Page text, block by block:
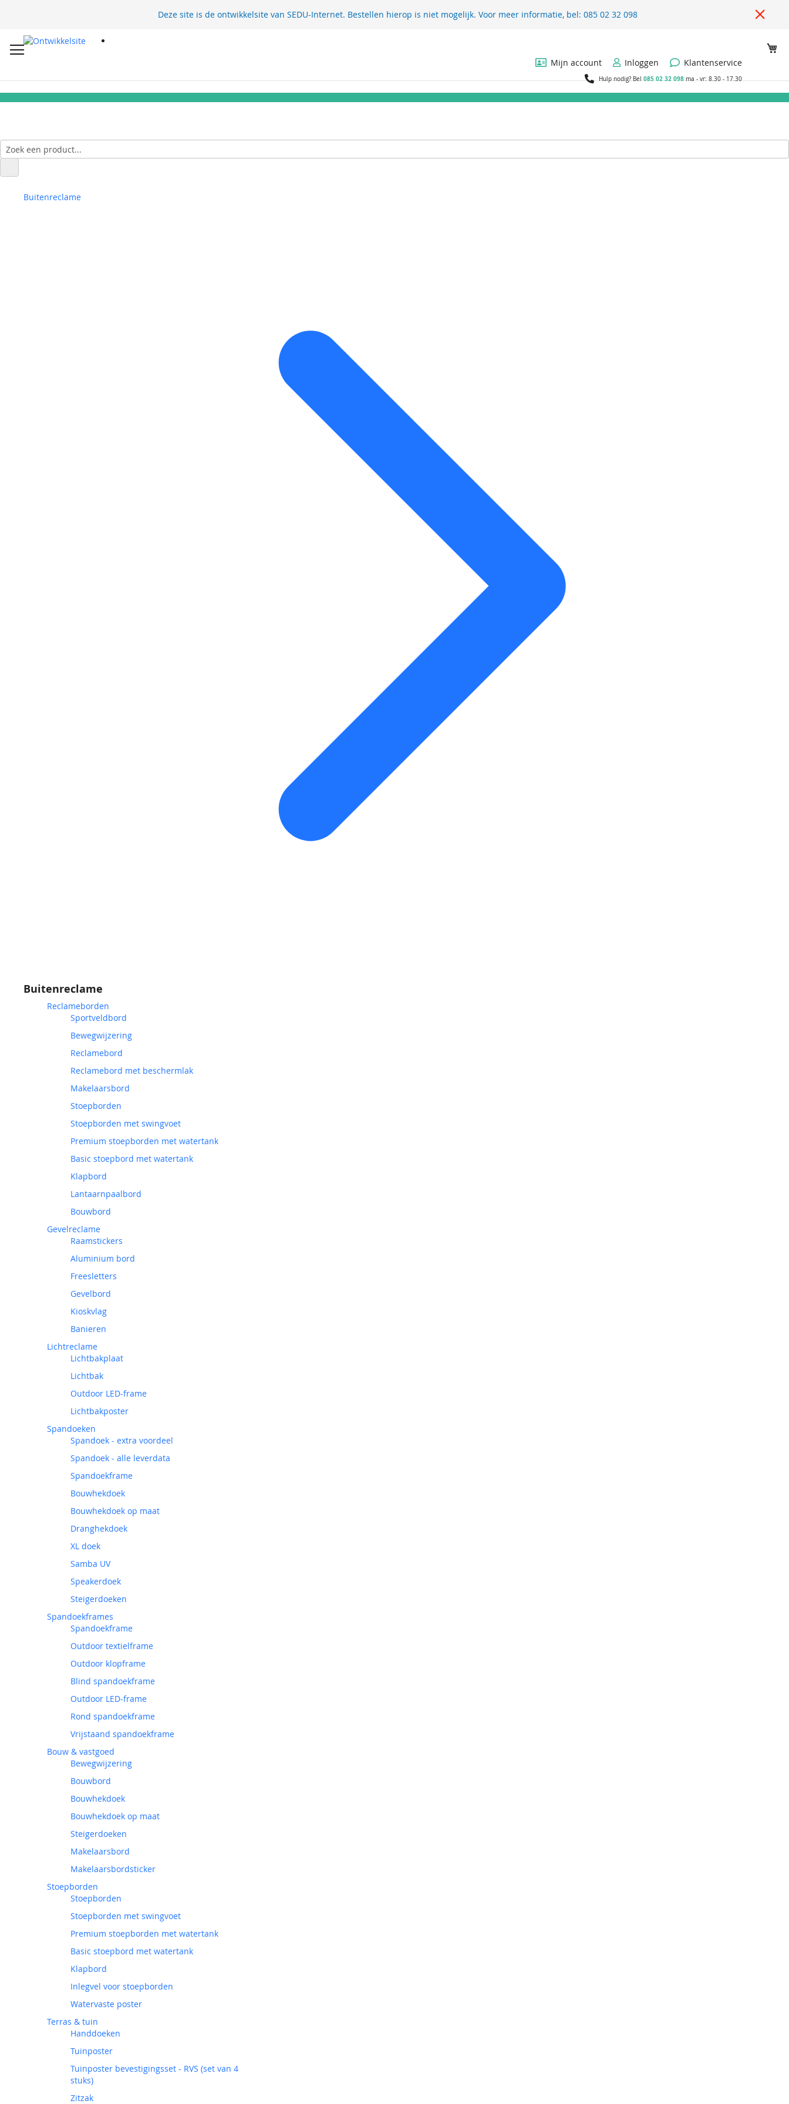
Deze site is de ontwikkelsite van SEDU-Internet. Bestellen hierop is niet mogelijk. Voor meer informatie, bel: 085 02 32 098
Mijn account
Inloggen Klantenservice
Hulp nodig? Bel085 02 32 098ma - vr: 8.30 - 17.30
Buitenreclame
Buitenreclame
Reclameborden
Sportveldbord
Bewegwijzering
Reclamebord
Reclamebord met beschermlak
Makelaarsbord
Stoepborden
Stoepborden met swingvoet
Premium stoepborden met watertank
Basic stoepbord met watertank
Klapbord
Lantaarnpaalbord
Bouwbord
Gevelreclame
Raamstickers
Aluminium bord
Freesletters
Gevelbord
Kioskvlag
Banieren
Lichtreclame
Lichtbakplaat
Lichtbak
Outdoor LED-frame
Lichtbakposter
Spandoeken
Spandoek - extra voordeel
Spandoek - alle leverdata
Spandoekframe
Bouwhekdoek
Bouwhekdoek op maat
Dranghekdoek
XL doek
Samba UV
Speakerdoek
Steigerdoeken
Spandoekframes
Spandoekframe
Outdoor textielframe
Outdoor klopframe
Blind spandoekframe
Outdoor LED-frame
Rond spandoekframe
Vrijstaand spandoekframe
Bouw & vastgoed
Bewegwijzering
Bouwbord
Bouwhekdoek
Bouwhekdoek op maat
Steigerdoeken
Makelaarsbord
Makelaarsbordsticker
Stoepborden
Stoepborden
Stoepborden met swingvoet
Premium stoepborden met watertank
Basic stoepbord met watertank
Klapbord
Inlegvel voor stoepborden
Watervaste poster
Terras & tuin
Handdoeken
Tuinposter
Tuinposter bevestigingsset - RVS (set van 4
stuks)
Zitzak